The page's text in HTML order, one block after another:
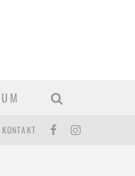
KONTAKT